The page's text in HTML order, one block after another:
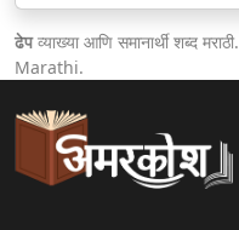
ढेपव्याख्या आणि समानार्थी शब्द मराठी.
Marathi.